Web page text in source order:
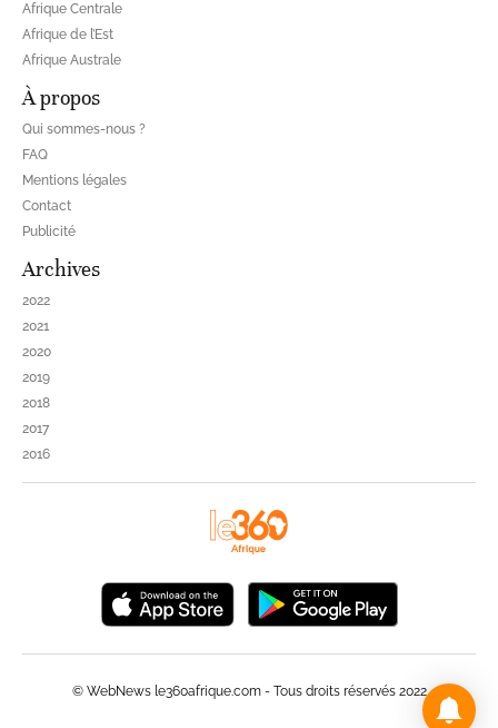
Afrique Centrale
Afrique de l’Est
Afrique Australe
À propos
Qui sommes-nous ?
FAQ
Mentions légales
Contact
Publicité
Archives
2022
2021
2020
2019
2018
2017
2016
© WebNews le360afrique.com - Tous droits réservés 2022